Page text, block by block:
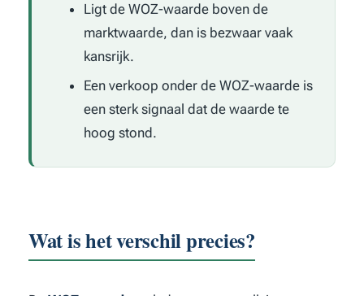
Ligt de WOZ-waarde boven de
marktwaarde, dan is bezwaar vaak
kansrijk.
Een verkoop onder de WOZ-waarde is
een sterk signaal dat de waarde te
hoog stond.
Wat is het verschil precies?